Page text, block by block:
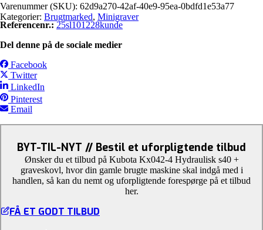
Varenummer (SKU): 62d9a270-42af-40e9-95ea-0bdfd1e53a77
Kategorier: Brugtmarked, Minigraver
Referencenr.: 25sl101228kunde
Del denne på de sociale medier
Facebook
Twitter
LinkedIn
Pinterest
Email
BYT-TIL-NYT // Bestil et uforpligtende tilbud
Ønsker du et tilbud på Kubota Kx042-4 Hydraulisk s40 +
graveskovl, hvor din gamle brugte maskine skal indgå med i
handlen, så kan du nemt og uforpligtende forespørge på et tilbud
her.
FÅ ET GODT TILBUD